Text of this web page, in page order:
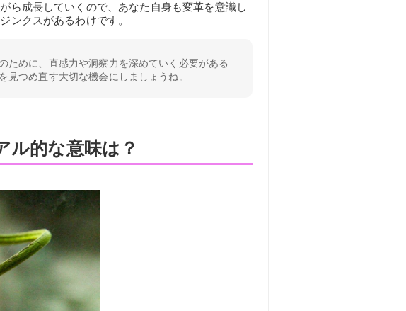
ら成長していくので、あなた自身も変革を意識し
ンクスがあるわけです。
ために、直感力や洞察力を深めていく必要がある
見つめ直す大切な機会にしましょうね。
ル的な意味は？